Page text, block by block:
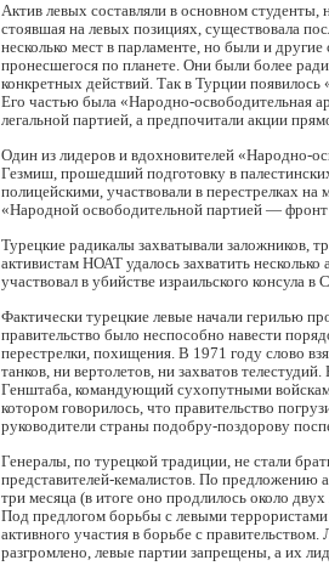
Актив левых составляли в основном
стоявшая на левых позициях, существовала
несколько мест в парламенте, но были и
пронесшегося по планете. Они были более
конкретных действий. Так в Турции
Его частью была «Народно-освободительная
легальной партией, а предпочитали акции
Один из лидеров и вдохновителей «Народно-
Гезмиш, прошедший подготовку в
полицейскими, участвовали в перестрелках на
«Народной освободительной партией —
Турецкие радикалы захватывали заложников,
активистам НОАТ удалось захватить
участвовал в убийстве израильского консула в
Фактически турецкие левые начали герилью
правительство было неспособно навести
перестрелки, похищения. В 1971 году слово
танков, ни вертолетов, ни захватов
Генштаба, командующий сухопутными
котором говорилось, что правительство
руководители страны подобру-поздорову
Генералы, по турецкой традиции, не стали
представителей-кемалистов. По
три месяца (в итоге оно продлилось около
Под предлогом борьбы с левыми
активного участия в борьбе с
разгромлено, левые партии запрещены, а их